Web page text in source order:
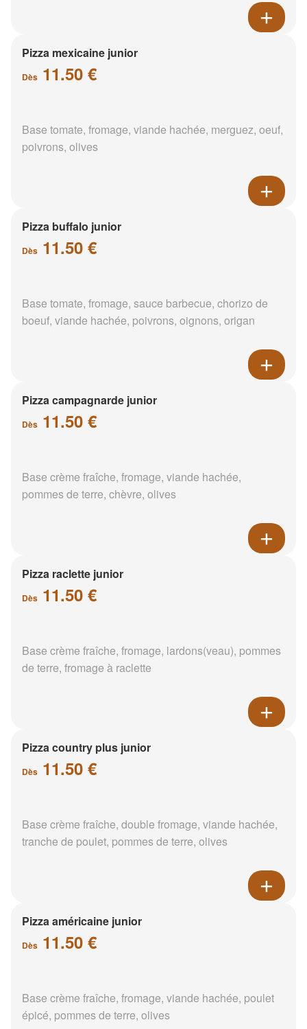
Pizza mexicaine junior
Dès 11.50 €
Base tomate, fromage, viande hachée, merguez, oeuf,
poivrons, olives
Pizza buffalo junior
Dès 11.50 €
Base tomate, fromage, sauce barbecue, chorizo de
boeuf, viande hachée, poivrons, oignons, origan
Pizza campagnarde junior
Dès 11.50 €
Base crème fraîche, fromage, viande hachée,
pommes de terre, chèvre, olives
Pizza raclette junior
Dès 11.50 €
Base crème fraîche, fromage, lardons(veau), pommes
de terre, fromage à raclette
Pizza country plus junior
Dès 11.50 €
Base crème fraîche, double fromage, viande hachée,
tranche de poulet, pommes de terre, olives
Pizza américaine junior
Dès 11.50 €
Base crème fraîche, fromage, viande hachée, poulet
épicé, pommes de terre, olives